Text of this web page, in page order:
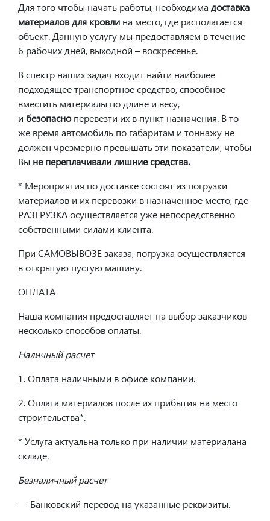
Для того чтобы начать работы, необходима доставка
материалов для кровли на место, где располагается
объект. Данную услугу мы предоставляем в течение
6 рабочих дней, выходной – воскресенье.
В спектр наших задач входит найти наиболее
подходящее транспортное средство, способное
вместить материалы по длине и весу,
и безопасноперевезти их в пункт назначения. В то
же время автомобиль по габаритам и тоннажу не
должен чрезмерно превышать эти показатели, чтобы
Вы не переплачивали лишние средства.
* Мероприятия по доставке состоят из погрузки
материалов и их перевозки в назначенное место, где
РАЗГРУЗКА осуществляется уже непосредственно
собственными силами клиента.
При САМОВЫВОЗЕ заказа, погрузка осуществляется
в открытую пустую машину.
ОПЛАТА
Наша компания предоставляет на выбор заказчиков
несколько способов оплаты.
Наличный расчет
1. Оплата наличными в офисе компании.
2. Оплата материалов после их прибытия на место
строительства*.
* Услуга актуальна только при наличии материалана
складе.
Безналичный расчет
— Банковский перевод на указанные реквизиты.